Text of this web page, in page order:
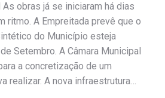
obras já se iniciaram há dias
ritmo. A Empreitada prevê que o
do Município esteja
Setembro. A Câmara Municipal
a concretização de um
realizar. A nova infraestrutura…